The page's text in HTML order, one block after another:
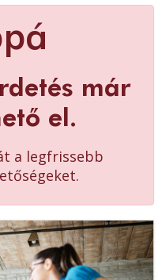
már
el.
a legfrissebb